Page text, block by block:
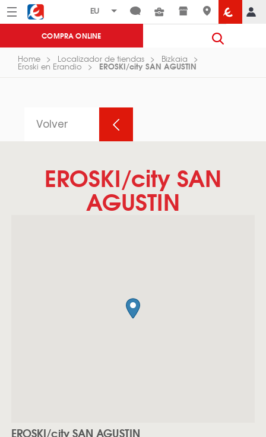
Menú Eroski
COMPRA ONLINE
Home Localizador de tiendas Bizkaia
Eroski en Erandio EROSKI/city SAN AGUSTIN
Volver
EROSKI/city SAN
AGUSTIN
EROSKI/city SAN AGUSTIN